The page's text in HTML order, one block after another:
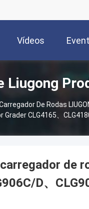
Vídeos
Liugong
De Rodas
Grader CLG4165、
de
D、